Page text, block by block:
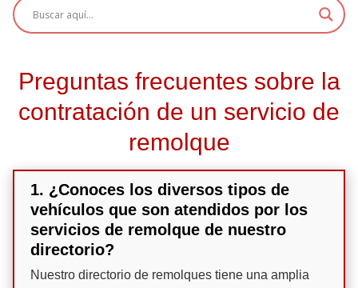
Preguntas frecuentes sobre la
contratación de un servicio de
remolque
1. ¿Conoces los diversos tipos de
vehículos que son atendidos por los
servicios de remolque de nuestro
directorio?
Nuestro directorio de remolques tiene una amplia